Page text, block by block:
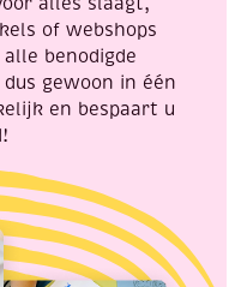
of webshops
benodigde
gewoon in één
en bespaart u